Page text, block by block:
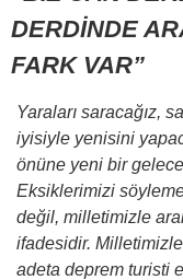
DERDİNDE
FARK VAR”
Yaraları saracağız,
iyisiyle yenisini
önüne yeni bir
Eksiklerimizi
değil, milletimizle
ifadesidir.
adeta deprem turisti